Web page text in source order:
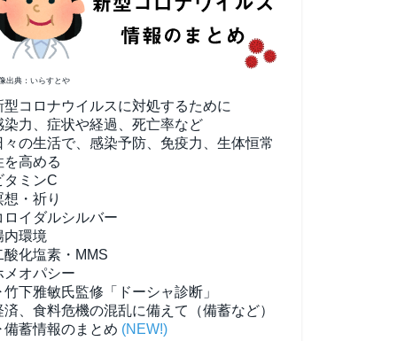
出典：いらすとや
型コロナウイルスに対処するために
染力、症状や経過、死亡率など
々の生活で、感染予防、免疫力、生体恒常
を高める
タミンC
想・祈り
ロイダルシルバー
内環境
酸化塩素・MMS
メオパシー
下雅敏氏監修「ドーシャ診断」
済、食料危機の混乱に備えて（備蓄など）
蓄情報のまとめ (NEW!)